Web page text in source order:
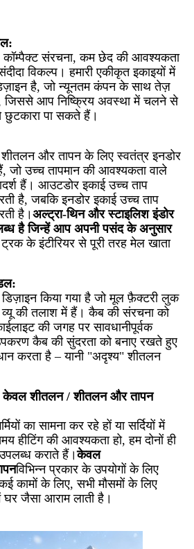
संरचना, कम छेद की आवश्यकता
विकल्प। हमारी एकीकृत इकाइयों में
है, जो न्यूनतम कंपन के साथ तेज़
जिससे आप निष्क्रिय अवस्था में चलने से
पा सकते हैं।
और तापन के लिए स्वतंत्र इनडोर
जो उच्च तापमान की आवश्यकता वाले
हैं। आउटडोर इकाई उच्च ताप
है, जबकि इनडोर इकाई उच्च ताप
है। अल्ट्रा-थिन और स्टाइलिश इंडोर
है जिन्हें आप अपनी पसंद के अनुसार
के इंटीरियर से पूरी तरह मेल खाता
किया गया है जो मूल फ़ैक्टरी लुक
की तलाश में हैं। कैब की संरचना को
की जगह पर सावधानीपूर्वक
कैब की सुंदरता को बनाए रखते हुए
करता है – यानी "अदृश्य" शीतलन
केवल शीतलन / शीतलन और तापन
का सामना कर रहे हों या सर्दियों में
हीटिंग की आवश्यकता हो, हम दोनों ही
उपलब्ध कराते हैं।केवल
विभिन्न प्रकार के उपयोगों के लिए
कामों के लिए, सभी मौसमों के लिए
जैसा आराम लाती है।